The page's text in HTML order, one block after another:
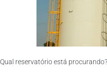
Qual reservatório está